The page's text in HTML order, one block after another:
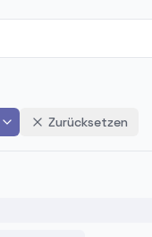
Zurücksetzen